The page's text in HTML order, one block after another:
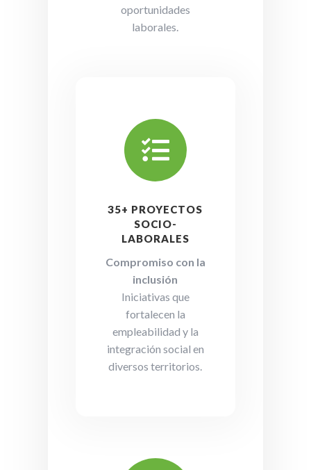
oportunidades
laborales.

35+ PROYECTOS
SOCIO-
LABORALES
Compromiso con la
inclusión
Iniciativas que
fortalecen la
empleabilidad y la
integración social en
diversos territorios.